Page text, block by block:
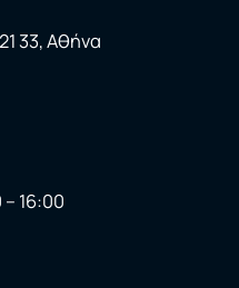
33, Αθήνα
16:00